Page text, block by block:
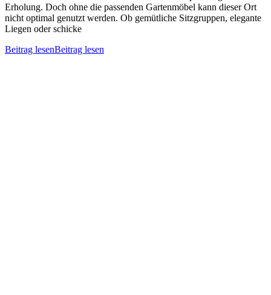
Erholung. Doch ohne die passenden Gartenmöbel kann dieser Ort
nicht optimal genutzt werden. Ob gemütliche Sitzgruppen, elegante
Liegen oder schicke
Beitrag lesenBeitrag lesen